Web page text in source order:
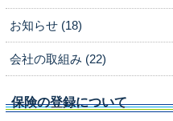
お知らせ (18)
会社の取組み (22)
保険の登録について